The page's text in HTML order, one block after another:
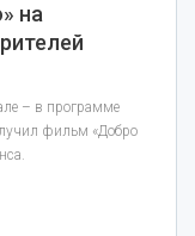
на
– в программе
фильм «Добро